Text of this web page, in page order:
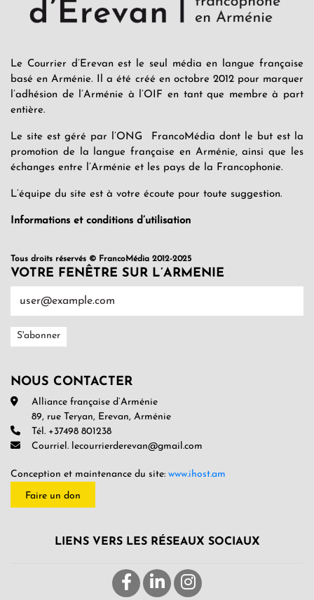
Le Courrier d’Erevan est le seul média en langue française
basé en Arménie. Il a été créé en octobre 2012 pour marquer
l’adhésion de l’Arménie à l’OIF en tant que membre à part
entière.
Le site est géré par l’ONG FrancoMédia dont le but est la
promotion de la langue française en Arménie, ainsi que les
échanges entre l’Arménie et les pays de la Francophonie.
L’équipe du site est à votre écoute pour toute suggestion.
Informations et conditions d’utilisation
Tous droits réservés © FrancoMédia 2012-2025
VOTRE FENÊTRE SUR L’ARMENIE
NOUS CONTACTER
Alliance française d’Arménie
89, rue Teryan, Erevan, Arménie
Tél. +37498 801238
Courriel. lecourrierderevan@gmail.com
Conception et maintenance du site: www.ihost.am
Faire un don
LIENS VERS LES RÉSEAUX SOCIAUX